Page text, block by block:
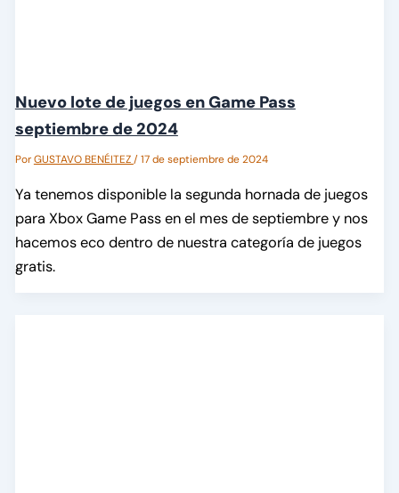
Nuevo lote de juegos en Game Pass
septiembre de 2024
PorGUSTAVO BENÉITEZ/17 de septiembre de 2024
Ya tenemos disponible la segunda hornada de juegos
para Xbox Game Pass en el mes de septiembre y nos
hacemos eco dentro de nuestra categoría de juegos
gratis.